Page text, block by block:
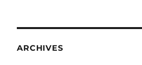
ARCHIVES